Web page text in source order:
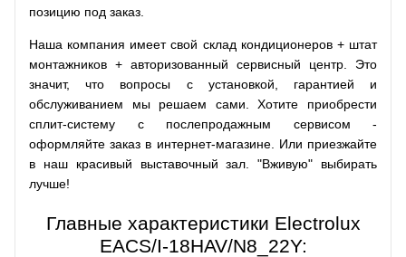
позицию под заказ.
Наша компания имеет свой склад кондиционеров + штат
монтажников + авторизованный сервисный центр. Это
значит, что вопросы с установкой, гарантией и
обслуживанием мы решаем сами. Хотите приобрести
сплит-систему с послепродажным сервисом -
оформляйте заказ в интернет-магазине. Или приезжайте
в наш красивый выставочный зал. "Вживую" выбирать
лучше!
Главные характеристики Electrolux
EACS/I-18HAV/N8_22Y: